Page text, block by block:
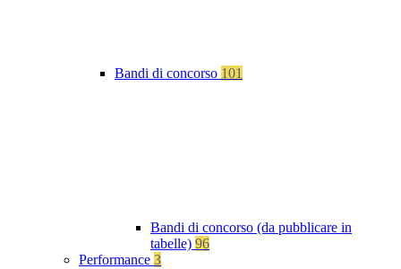
Bandi di concorso 101
Bandi di concorso (da pubblicare in
tabelle) 96
Performance 3